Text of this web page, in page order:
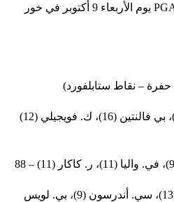
هو بطولة الإمارات PGA Pro-Am يوم الأربعاء 9 أكتوبر في خور
بي إلس (برو)، دي تايلور (17)، بي فالنتين (16)، ك. فويجيلي (12)
إم. يونج (محترف)، إم. كول (13)، سي. أندرسون (9)، بي. لويس